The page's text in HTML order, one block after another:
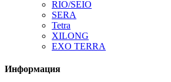
RIO/SEIO
SERA
Tetra
XILONG
EXO TERRA
Информация